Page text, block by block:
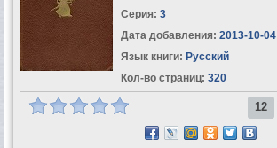
Серия: 3
Дата добавления: 2013-10-04
Язык книги: Русский
Кол-во страниц: 320
12